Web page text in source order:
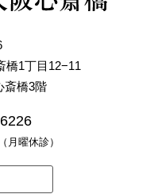
橋1丁目12−11
斎橋3階
月曜休診）